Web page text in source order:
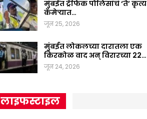
मुंबईत ट्रॅफिक पोलिसांचं ‘ते’ कृत्य
कॅमेऱ्यात…
जून 25, 2026
मुंबईत लोकलच्या दारातला एक
किरकोळ वाद अन् विरारच्या 22…
जून 24, 2026
लाइफस्टाइल